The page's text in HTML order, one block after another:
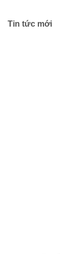
Tin tức mới